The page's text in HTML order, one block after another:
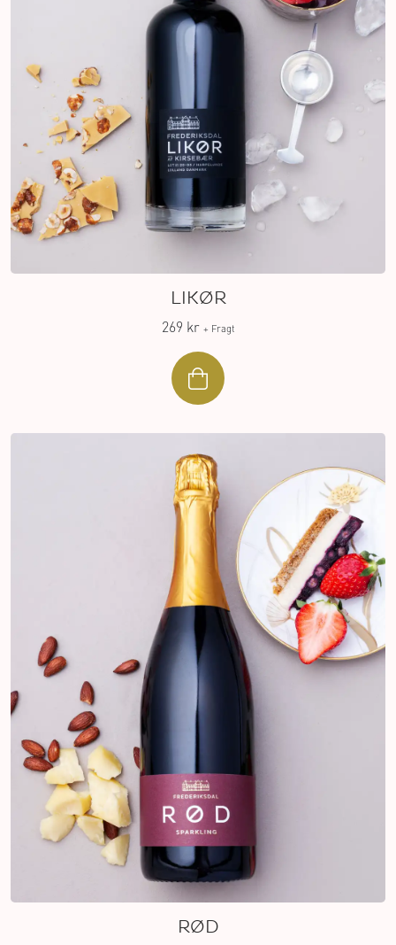
LIKØR
269 kr + Fragt
RØD